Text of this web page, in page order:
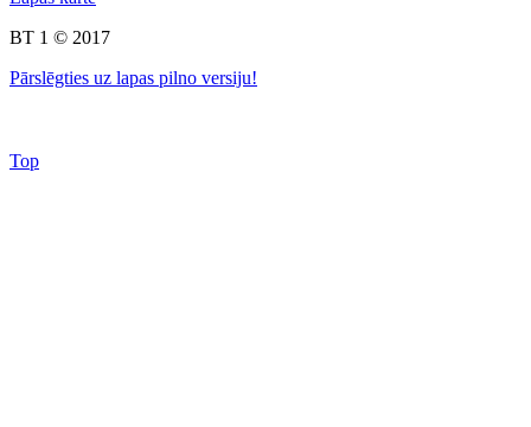
BT 1 © 2017
Pārslēgties uz lapas pilno versiju!
Top